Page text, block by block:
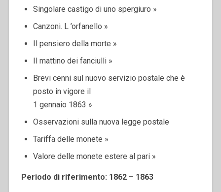
Singolare castigo di uno spergiuro »
Canzoni. L ’orfanello »
Il pensiero della morte »
Il mattino dei fanciulli »
Brevi cenni sul nuovo servizio postale che è
posto in vigore il
1 gennaio 1863 »
Osservazioni sulla nuova legge postale
Tariffa delle monete »
Valore delle monete estere al pari »
Periodo di riferimento: 1862 – 1863